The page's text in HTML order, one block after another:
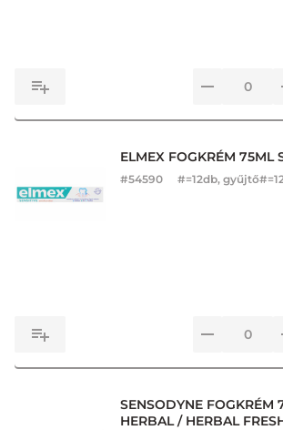
ELMEX FOGKRÉM 75ML
#54590 #=12db,
SENSODYNE FOGKRÉM
HERBAL / HERBAL